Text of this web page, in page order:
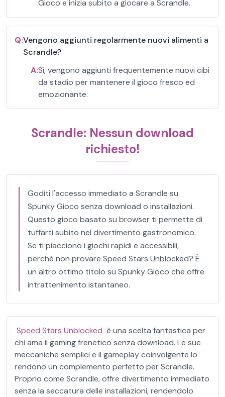
Gioco e inizia subito a giocare a Scrandle.
Q:Vengono aggiunti regolarmente nuovi alimenti a
Scrandle?
A:Sì, vengono aggiunti frequentemente nuovi cibi
da stadio per mantenere il gioco fresco ed
emozionante.
Scrandle: Nessun download
richiesto!
Goditi l'accesso immediato a Scrandle su
Spunky Gioco senza download o installazioni.
Questo gioco basato su browser ti permette di
tuffarti subito nel divertimento gastronomico.
Se ti piacciono i giochi rapidi e accessibili,
perché non provare Speed Stars Unblocked? È
un altro ottimo titolo su Spunky Gioco che offre
intrattenimento istantaneo.
Speed Stars Unblocked è una scelta fantastica per
chi ama il gaming frenetico senza download. Le sue
meccaniche semplici e il gameplay coinvolgente lo
rendono un complemento perfetto per Scrandle.
Proprio come Scrandle, offre divertimento immediato
senza la seccatura delle installazioni, rendendolo